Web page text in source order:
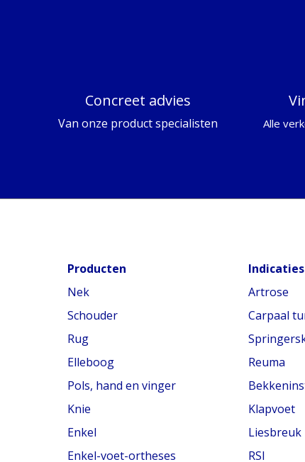
Concreet advies
Van onze product specialisten
Alle
Producten
Nek
Schouder
Rug
Elleboog
Pols, hand en vinger
Knie
Enkel
Enkel-voet-ortheses
Indicaties
Artrose
Carpaal
Reuma
Klapvoet
Liesbreuk
RSI